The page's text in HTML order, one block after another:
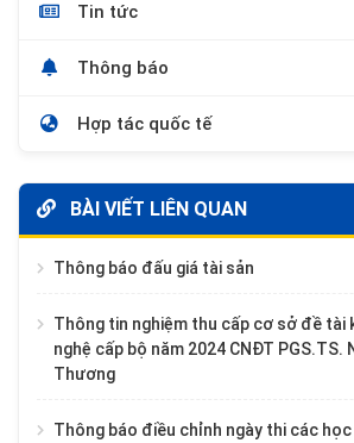
Tin tức
Thông báo
Hợp tác quốc tế
BÀI VIẾT LIÊN QUAN
Thông báo đấu giá tài sản
Thông tin nghiệm thu cấp cơ sở đề tài
nghệ cấp bộ năm 2024 CNĐT PGS.TS.
Thương
Thông báo điều chỉnh ngày thi các